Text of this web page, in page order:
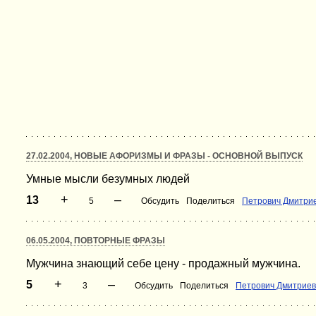
27.02.2004, НОВЫЕ АФОРИЗМЫ И ФРАЗЫ - ОСНОВНОЙ ВЫПУСК
Умные мысли безумных людей
13
+ 5 – Обсудить Поделиться Петрович
06.05.2004, ПОВТОРНЫЕ ФРАЗЫ
Мужчина знающий себе цену - продажный мужчина.
5
+ 3 – Обсудить Поделиться Петрович Дмитриев